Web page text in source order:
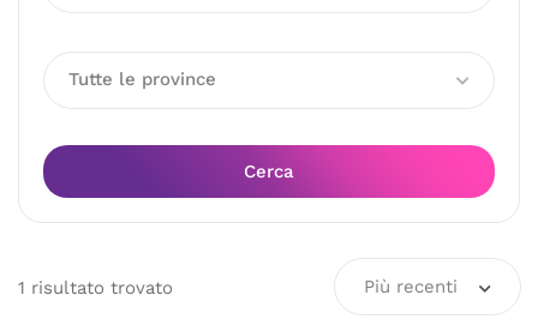
Tutte le province
Cerca
1 risultato trovato Più recenti